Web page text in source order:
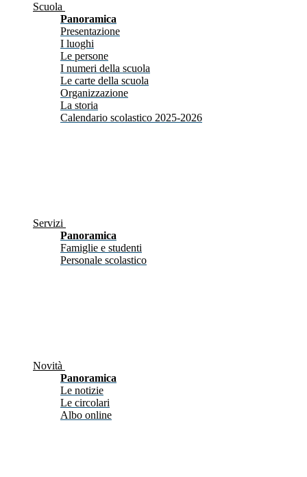
Scuola
Panoramica
Presentazione
I luoghi
Le persone
I numeri della scuola
Le carte della scuola
Organizzazione
La storia
Calendario scolastico 2025-2026
Servizi
Panoramica
Famiglie e studenti
Personale scolastico
Novità
Panoramica
Le notizie
Le circolari
Albo online